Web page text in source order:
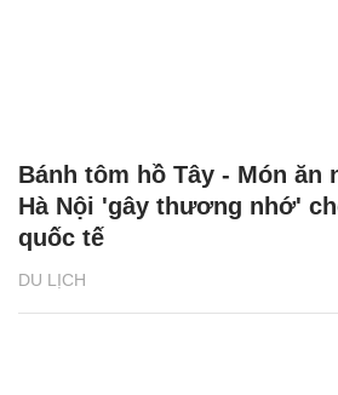
DU LỊCH
Bánh tôm hồ Tây - Món ăn
Hà Nội 'gây thương nhớ'
quốc tế